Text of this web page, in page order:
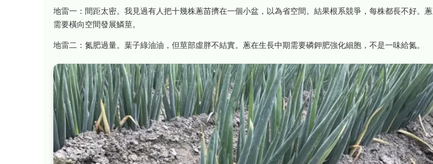
地雷一：間距太密。我見過有人把十幾株蔥苗擠在一個小盆，以為省空間。結果根系競爭，每株都長不好。蔥
需要橫向空間發展鱗莖。
地雷二：氮肥過量。葉子綠油油，但莖部虛胖不結實。蔥在生長中期需要磷鉀肥強化細胞，不是一味給氮。